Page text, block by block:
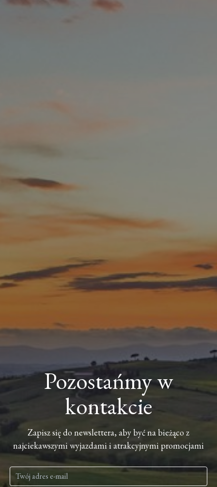
Pozostańmy w
kontakcie
Zapisz się do newslettera, aby być na bieżąco z
najciekawszymi wyjazdami i atrakcyjnymi promocjami